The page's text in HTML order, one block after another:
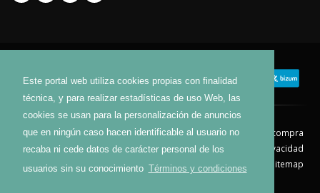
Este portal web utiliza cookies propias con finalidad
técnica, y para realizar estadísticas de uso Web, las
cookies se usan para la personalización de anuncios
que en ningún caso hacen identificable al usuario no
recaba ni cede datos de carácter personal de los
usuarios sin su conocimiento Términos y condiciones
Contacto Aviso Legal
Condiciones de compra
Política de envíos
Política de devolución
Política de Privacidad
Política de Cookies
Sitemap